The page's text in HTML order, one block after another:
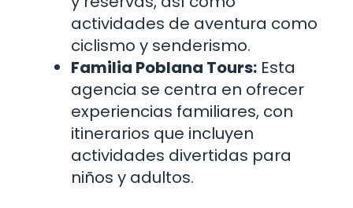
actividades de aventura como
ciclismo y senderismo.
Familia Poblana Tours: Esta
agencia se centra en ofrecer
experiencias familiares, con
itinerarios que incluyen
actividades divertidas para
niños y adultos.